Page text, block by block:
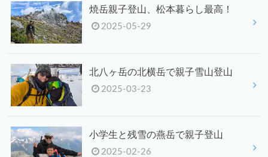
焼岳親子登山、松本暮らし最高！
2025-05-29
北八ヶ岳の北横岳で親子雪山登山
2025-03-23
小学生と残雪の燕岳で親子登山
2025-02-26